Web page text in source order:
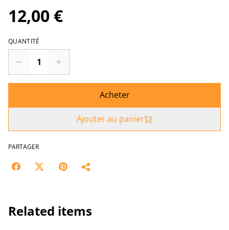
12,00 €
QUANTITÉ
Acheter
Ajouter au panier
PARTAGER
Related items